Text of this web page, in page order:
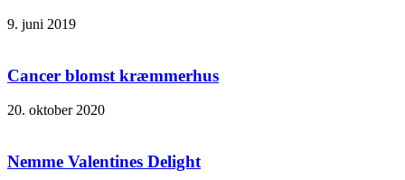
9. juni 2019
Cancer blomst kræmmerhus
20. oktober 2020
Nemme Valentines Delight